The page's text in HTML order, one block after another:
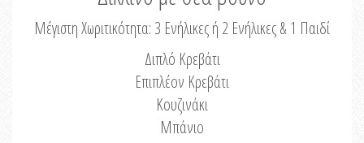
Μέγιστη Χωριτικότητα: 3 Ενήλικες ή 2 Ενήλικες & 1 Παιδί
Διπλό Κρεβάτι
Επιπλέον Κρεβάτι
Κουζινάκι
Μπάνιο